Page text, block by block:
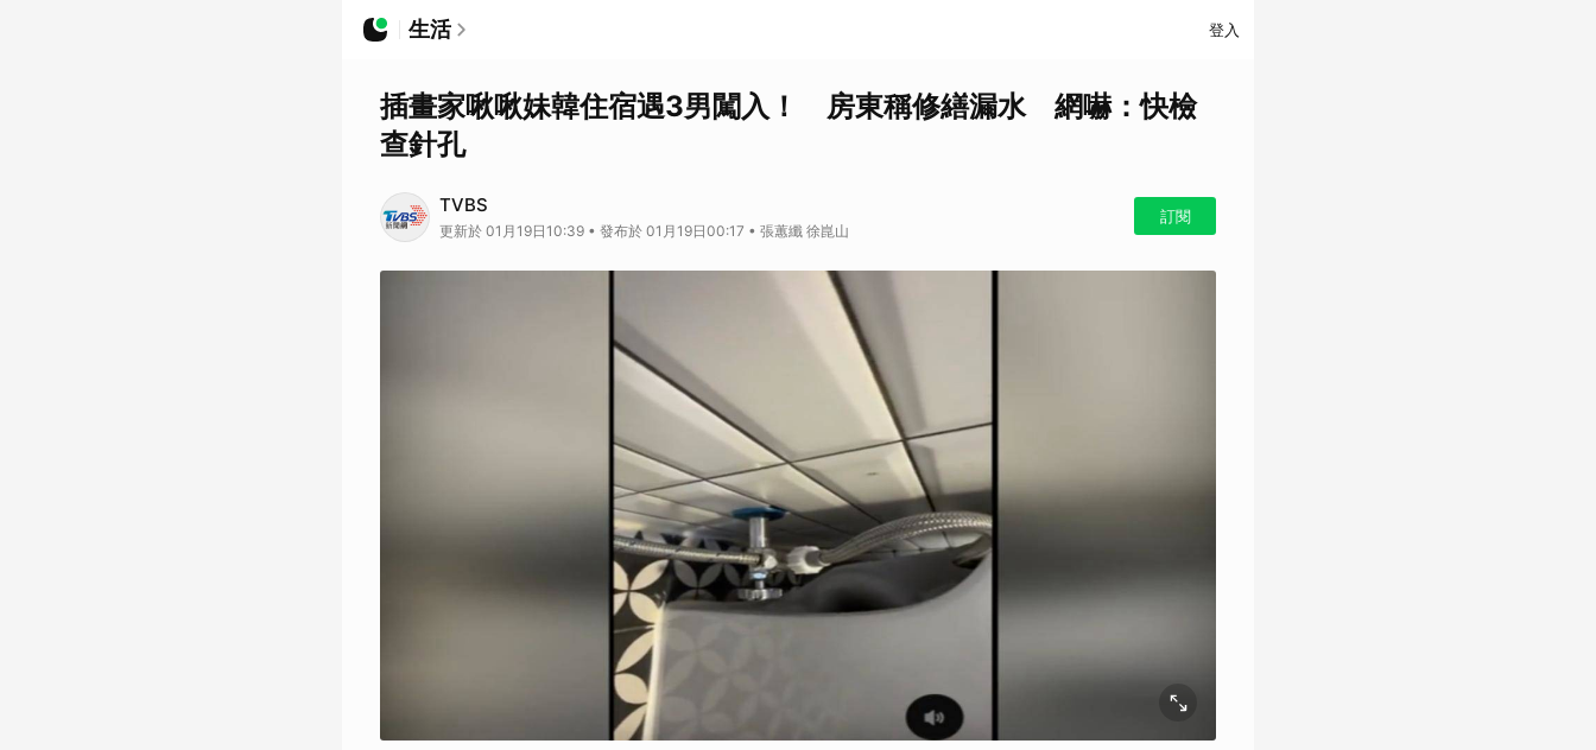
生活 登入
插畫家啾啾妹韓住宿遇3男闖入！ 房東稱修繕漏水 網嚇：快檢
查針孔
TVBS
更新於 01月19日10:39 • 發布於 01月19日00:17 • 張蕙纖 徐崑山
訂閱